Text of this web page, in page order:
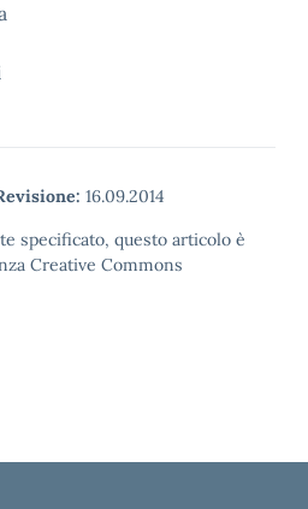
16.09.2014
specificato, questo articolo è
Creative Commons